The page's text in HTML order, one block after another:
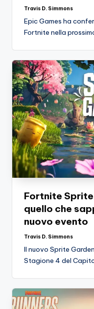
Posted
Travis D. Simmons
Epic Games ha
Fortnite nella
Fortnite
quello che
nuovo evento
Posted
Travis D. Simmons
Il nuovo Sprite
Stagione 4 del